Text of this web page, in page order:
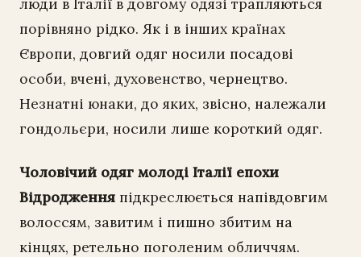
порівняно рідко. Як і в інших країнах
Європи, довгий одяг носили посадові
особи, вчені, духовенство, чернецтво.
Незнатні юнаки, до яких, звісно, належали
гондольєри, носили лише короткий одяг.
Чоловічий одяг молоді Італії епохи
Відродження підкреслюється напівдовгим
волоссям, завитим і пишно збитим на
кінцях, ретельно поголеним обличчям.